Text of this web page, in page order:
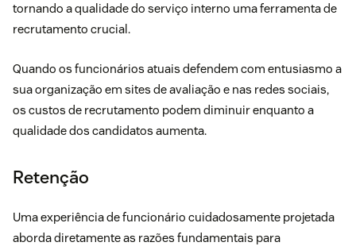
tornando a qualidade do serviço interno uma ferramenta de
recrutamento crucial.
Quando os funcionários atuais defendem com entusiasmo a
sua organização em sites de avaliação e nas redes sociais,
os custos de recrutamento podem diminuir enquanto a
qualidade dos candidatos aumenta.
Retenção
Uma experiência de funcionário cuidadosamente projetada
aborda diretamente as razões fundamentais para